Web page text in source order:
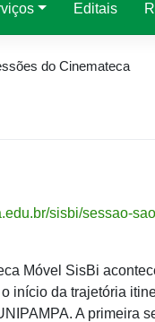
Editais
do Cinemateca
sisbi/sessao-
Móvel SisBi
início da trajetória
A primeira